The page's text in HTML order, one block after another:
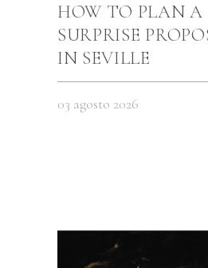
HOW TO PLAN A
SURPRISE
IN SEVILLE
03 agosto 2026